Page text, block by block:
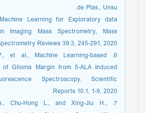
de Plas., Unsu.
Learning for Exploratory data
Imaging Mass Spectrometry, Mass
Spectrometry Reviews 39.3, 245-291, 2020.
P., et al., Machine Learning-based
of Glioma Margin from 5-ALA Induced
Spectroscopy, Scientific
Reports 10.1, 1-9, 2020.
Chu-Hong L., and Xing-Jiu H.,